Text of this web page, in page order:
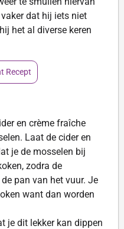
dat hij iets niet
het al diverse keren
Recept
en crème fraîche
Laat de cider en
je de mosselen bij
zodra de
pan van het vuur. Je
want dan worden
je dit lekker kan dippen